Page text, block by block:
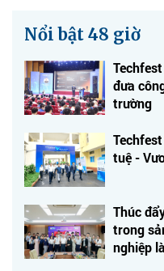
Nổi bật 48 giờ
đưa
trường
tuệ -
Thúc
trong
nghiệp